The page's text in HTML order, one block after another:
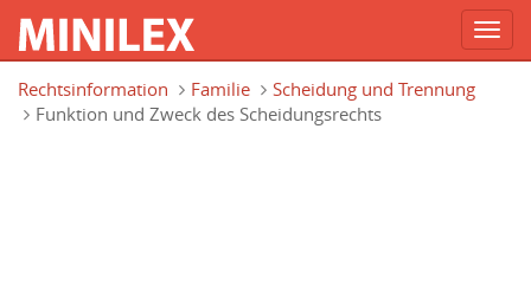
Rechtsinformation
Familie
Scheidung und Trennung
Funktion und Zweck des Scheidungsrechts